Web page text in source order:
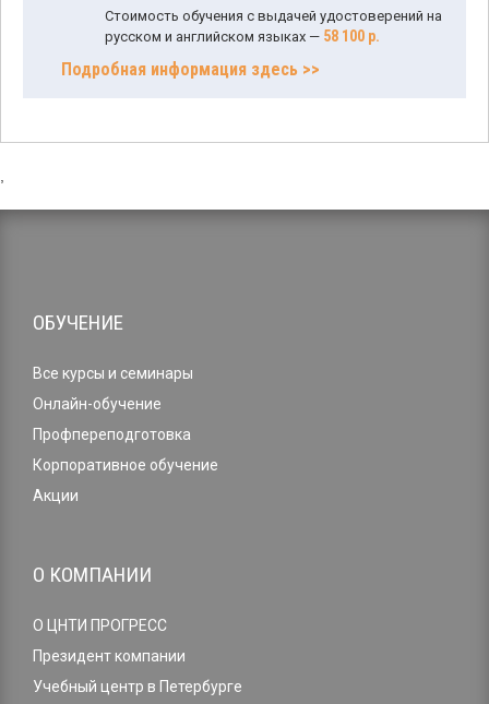
Стоимость обучения с выдачей удостоверений на
русском и английском языках — 58 100 р.
Подробная информация здесь >>
ОБУЧЕНИЕ
Все курсы и семинары
Онлайн-обучение
Профпереподготовка
Корпоративное обучение
Акции
О КОМПАНИИ
О ЦНТИ ПРОГРЕСС
Президент компании
Учебный центр в Петербурге